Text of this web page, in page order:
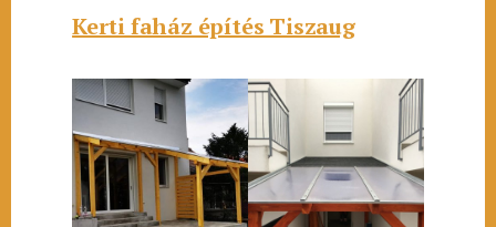
Kerti faház építés Tiszaug